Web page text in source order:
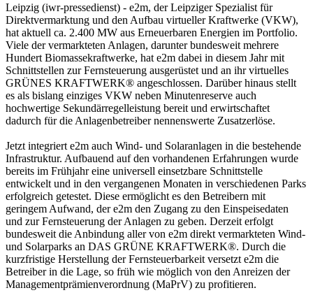
Leipzig (iwr-pressedienst) - e2m, der Leipziger Spezialist für
Direktvermarktung und den Aufbau virtueller Kraftwerke (VKW),
hat aktuell ca. 2.400 MW aus Erneuerbaren Energien im Portfolio.
Viele der vermarkteten Anlagen, darunter bundesweit mehrere
Hundert Biomassekraftwerke, hat e2m dabei in diesem Jahr mit
Schnittstellen zur Fernsteuerung ausgerüstet und an ihr virtuelles
GRÜNES KRAFTWERK® angeschlossen. Darüber hinaus stellt
es als bislang einziges VKW neben Minutenreserve auch
hochwertige Sekundärregelleistung bereit und erwirtschaftet
dadurch für die Anlagenbetreiber nennenswerte Zusatzerlöse.
Jetzt integriert e2m auch Wind- und Solaranlagen in die bestehende
Infrastruktur. Aufbauend auf den vorhandenen Erfahrungen wurde
bereits im Frühjahr eine universell einsetzbare Schnittstelle
entwickelt und in den vergangenen Monaten in verschiedenen Parks
erfolgreich getestet. Diese ermöglicht es den Betreibern mit
geringem Aufwand, der e2m den Zugang zu den Einspeisedaten
und zur Fernsteuerung der Anlagen zu geben. Derzeit erfolgt
bundesweit die Anbindung aller von e2m direkt vermarkteten Wind-
und Solarparks an DAS GRÜNE KRAFTWERK®. Durch die
kurzfristige Herstellung der Fernsteuerbarkeit versetzt e2m die
Betreiber in die Lage, so früh wie möglich von den Anreizen der
Managementprämienverordnung (MaPrV) zu profitieren.